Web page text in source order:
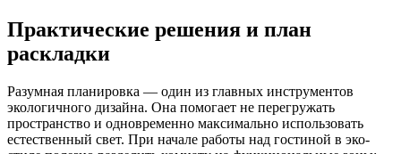
Практические решения и план
раскладки
Разумная планировка — один из главных инструментов
экологичного дизайна. Она помогает не перегружать
пространство и одновременно максимально использовать
естественный свет. При начале работы над гостиной в эко-